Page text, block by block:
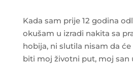
Kada sam prije 12 godina
okušam u izradi nakita sa
hobija, ni slutila nisam da
biti moj životni put, moj san